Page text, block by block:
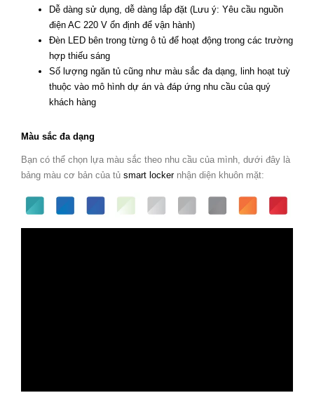
Dễ dàng sử dụng, dễ dàng lắp đặt (Lưu ý: Yêu cầu nguồn
điện AC 220 V ổn định để vận hành)
Đèn LED bên trong từng ô tủ để hoạt động trong các trường
hợp thiếu sáng
Số lượng ngăn tủ cũng như màu sắc đa dạng, linh hoạt tuỳ
thuộc vào mô hình dự án và đáp ứng nhu cầu của quý
khách hàng
Màu sắc đa dạng
Bạn có thể chọn lựa màu sắc theo nhu cầu của mình, dưới đây là
bảng màu cơ bản của tủ smart lockernhận diện khuôn mặt: